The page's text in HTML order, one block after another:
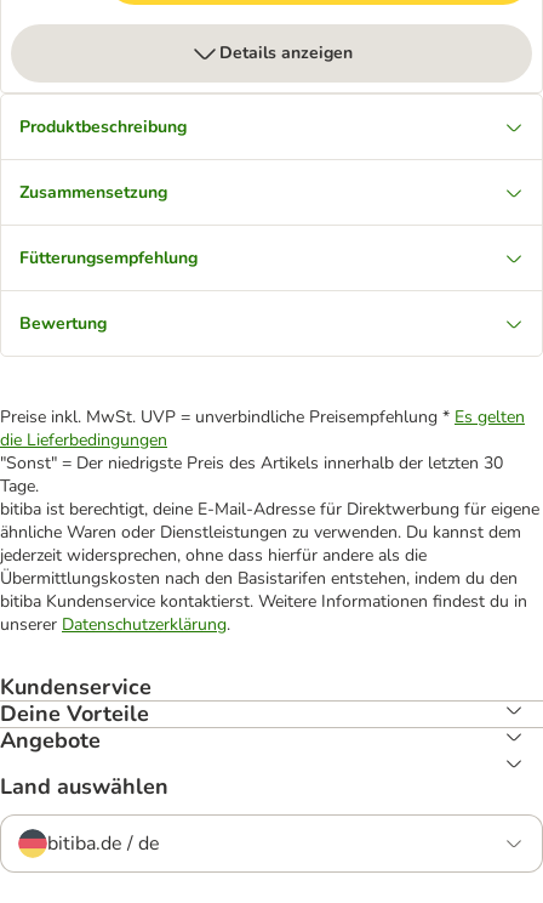
Details anzeigen
Produktbeschreibung
Zusammensetzung
Fütterungsempfehlung
Bewertung
Preise inkl. MwSt. UVP = unverbindliche Preisempfehlung * Es gelten
die Lieferbedingungen
"Sonst" = Der niedrigste Preis des Artikels innerhalb der letzten 30
Tage.
bitiba ist berechtigt, deine E-Mail-Adresse für Direktwerbung für eigene
ähnliche Waren oder Dienstleistungen zu verwenden. Du kannst dem
jederzeit widersprechen, ohne dass hierfür andere als die
Übermittlungskosten nach den Basistarifen entstehen, indem du den
bitiba Kundenservice kontaktierst. Weitere Informationen findest du in
unserer Datenschutzerklärung.
Kundenservice
Deine Vorteile
Angebote
Land auswählen
bitiba.de / de